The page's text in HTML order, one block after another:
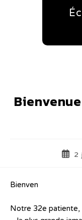
2
Bienven
Notre 32e patiente,